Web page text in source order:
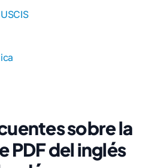
sobre la
PDF del inglés